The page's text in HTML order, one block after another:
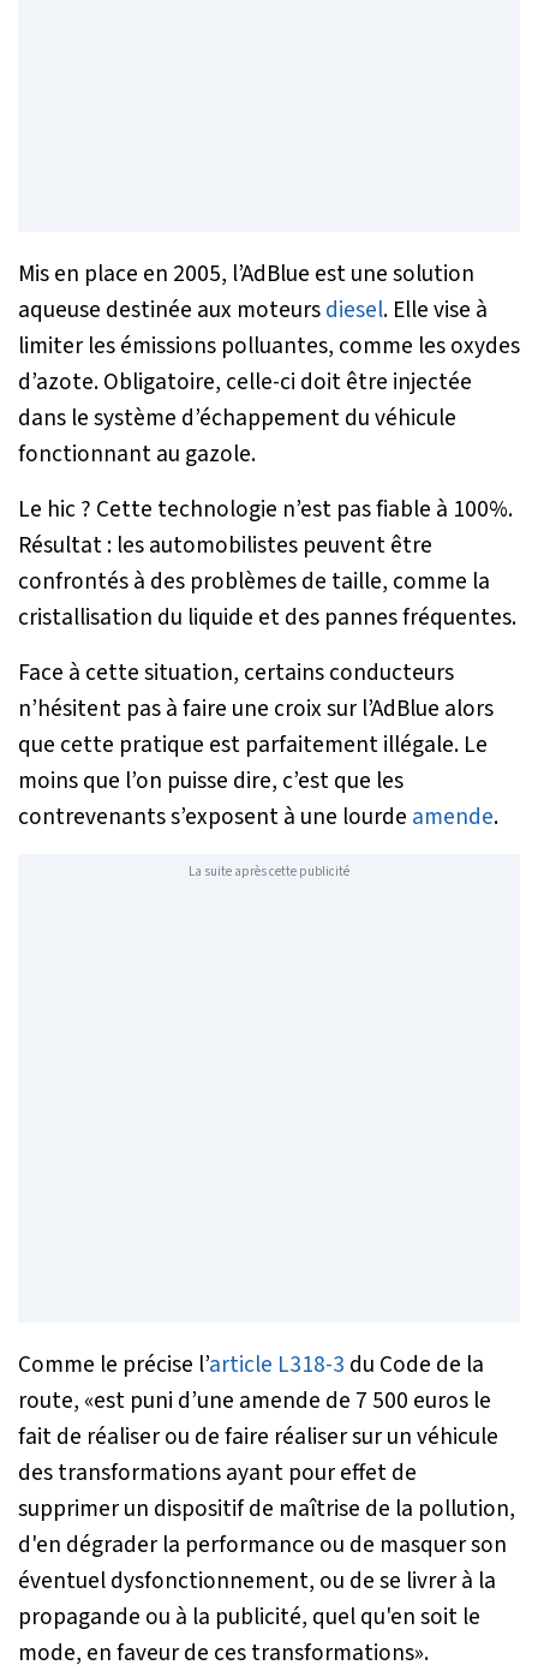
Mis en place en 2005, l’AdBlue est une solution
aqueuse destinée aux moteursdiesel. Elle vise à
limiter les émissions polluantes, comme les oxydes
d’azote. Obligatoire, celle-ci doit être injectée
dans le système d’échappement du véhicule
fonctionnant au gazole.
Le hic ? Cette technologie n’est pas fiable à 100%.
Résultat : les automobilistes peuvent être
confrontés à des problèmes de taille, comme la
cristallisation du liquide et des pannes fréquentes.
Face à cette situation, certains conducteurs
n’hésitent pas à faire une croix sur l’AdBlue alors
que cette pratique est parfaitement illégale. Le
moins que l’on puisse dire, c’est que les
contrevenants s’exposent à une lourde amende.
La suite après cette publicité
Comme le précise l’article L318-3 du Code de la
route, «est puni d’une amende de 7 500 euros le
fait de réaliser ou de faire réaliser sur un véhicule
des transformations ayant pour effet de
supprimer un dispositif de maîtrise de la pollution,
d'en dégrader la performance ou de masquer son
éventuel dysfonctionnement, ou de se livrer à la
propagande ou à la publicité, quel qu'en soit le
mode, en faveur de ces transformations».